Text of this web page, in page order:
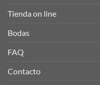
Tienda on line
Bodas
FAQ
Contacto